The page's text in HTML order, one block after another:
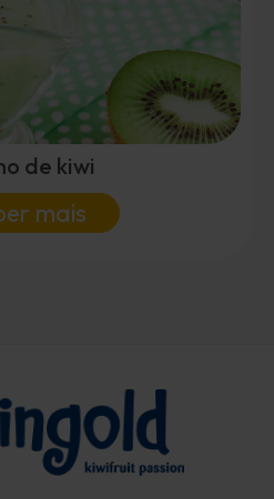
de kiwi
mais